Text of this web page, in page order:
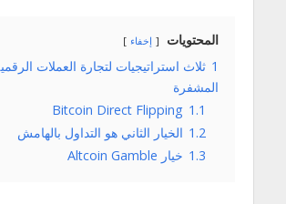
المحتويات إخفاء
1 ثلاث استراتيجيات لتجارة العملات
المشفرة
1.1
Bitcoin Direct Flipping
1.2 الخيار الثاني هو التداول بالهامش
1.3 خيار Altcoin Gamble